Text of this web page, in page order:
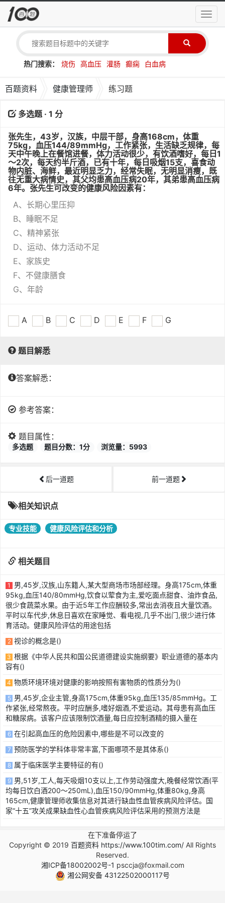
导
航
热门搜索： 烧伤 高血压 灌肠 癫痫 白血病
百题资料 健康管理师 练习题
多选题 · 1 分
张先生，43岁，汉族，中层干部，身高168cm，体重
75kg，血压144/89mmHg，工作紧张，生活缺乏规律，每
天中午晚上在餐馆进餐，体力活动很少，有饮酒嗜好，每日1
～2次，每天约半斤酒，已有十年，每日吸烟15支，喜食动
物内脏、海鲜，最近明显乏力，经常失眠，无明显消瘦，既
往无重大病情史，其父均患高血压病20年，其弟患高血压病
6年。张先生可改变的健康风险因素有：
A、长期心里压抑
B、睡眠不足
C、精神紧张
D、运动、体力活动不足
E、家族史
F、不健康膳食
G、年龄
A B C D E F G
题目解悉
答案解悉：
参考答案：
题目属性：
多选题 题目分数：1分 浏览量：5993
后一道题 前一道题
相关知识点
专业技能 健康风险评估和分析
相关题目
1
男,45岁,汉族,山东籍人,某大型商场市场部经理。身高175cm,体重
95kg,血压140/80mmHg,饮食以荤食为主,爱吃面点甜食、油炸食品,
很少食蔬菜水果。由于近5年工作应酬较多,常出去消夜且大量饮酒。
平时以车代步,休息日喜欢在家睡觉、看电视,几乎不出门,很少进行体
育活动。健康风险评估的用途包括
2 视诊的概念是()
3 根据《中华人民共和国公民道德建设实施纲要》职业道德的基本内
容有()
4 物质环境环境对健康的影响按照有害物质的性质分为()
5 男,45岁,企业主管,身高175cm,体重95kg,血压135/85mmHg。工
作紧张,经常熬夜。平时应酬多,嗜好烟酒,不爱运动。其母患有高血压
和糖尿病。该客户应该限制饮酒量,每日应控制酒精的摄入量在
6 在引起高血压的危险因素中,哪些是不可以改变的
7 预防医学的学科体非常丰富,下面哪项不是其体系()
8 属于临床医学主要特征的有()
9 男,51岁,工人,每天吸烟10支以上,工作劳动强度大,晚餐经常饮酒(平
均每日饮白酒200～250mL),血压150/90mmHg,体重80kg,身高
165cm,健康管理师收集信息对其进行缺血性血管疾病风险评估。国
家“十五”攻关成果缺血性心血管疾病风险评估采用的预测方法是
在下准备停运了
Copyright © 2019 百题资料 https://www.100tim.com/ All Rights
Reserved.
湘ICP备18002002号-1 psccja@foxmail.com
湘公网安备 43122502000117号